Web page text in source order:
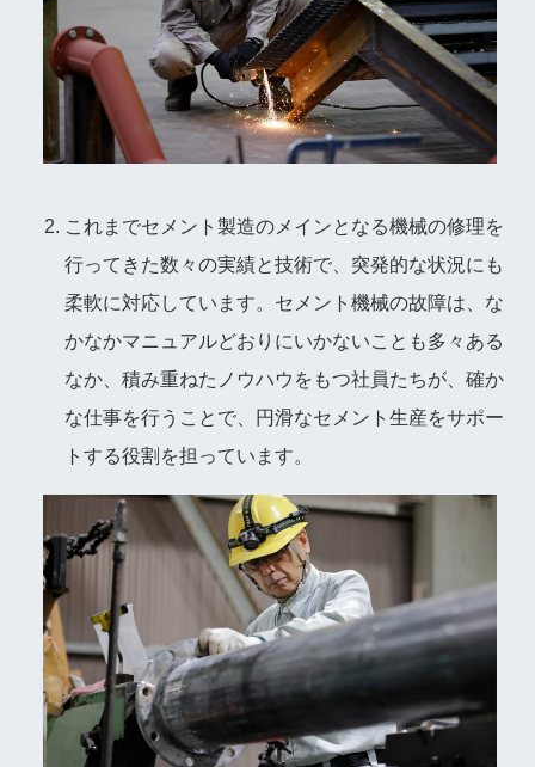
これまでセメント製造のメインとなる機械の修理を
行ってきた数々の実績と技術で、突発的な状況にも
柔軟に対応しています。セメント機械の故障は、な
かなかマニュアルどおりにいかないことも多々ある
なか、積み重ねたノウハウをもつ社員たちが、確か
な仕事を行うことで、円滑なセメント生産をサポー
トする役割を担っています。